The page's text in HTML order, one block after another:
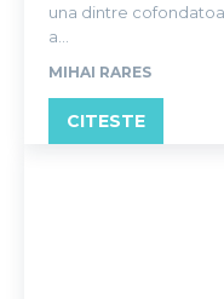
una dintre
a...
MIHAI RARES
CITESTE